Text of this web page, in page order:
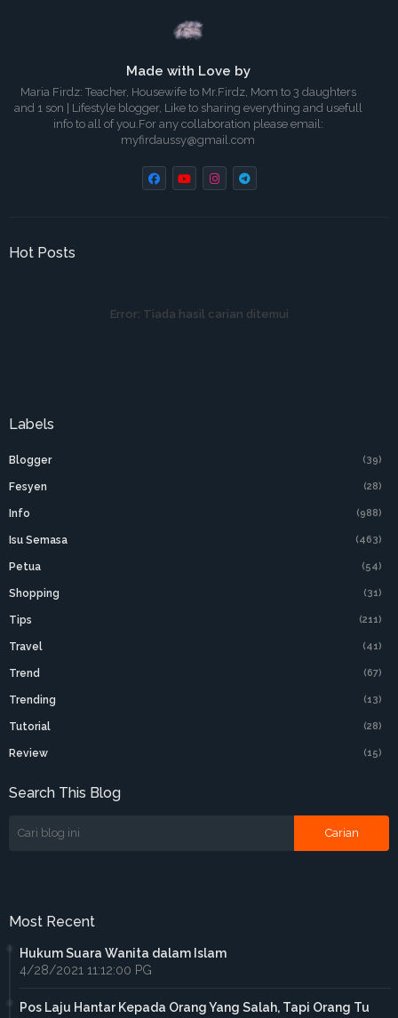
Made with Love by
Maria Firdz: Teacher, Housewife to Mr.Firdz, Mom to 3 daughters
and 1 son | Lifestyle blogger, Like to sharing everything and usefull
info to all of you.For any collaboration please email:
myfirdaussy@gmail.com
Hot Posts
Error: Tiada hasil carian ditemui
Labels
Blogger (39)
Fesyen (28)
Info (988)
Isu Semasa (463)
Petua (54)
Shopping (31)
Tips (211)
Travel (41)
Trend (67)
Trending (13)
Tutorial (28)
Review (15)
Search This Blog
Most Recent
Hukum Suara Wanita dalam Islam
4/28/2021 11:12:00 PG
Pos Laju Hantar Kepada Orang Yang Salah, Tapi Orang Tu